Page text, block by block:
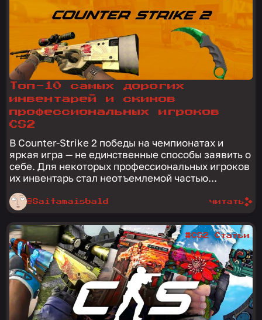
Топ-10 самых дорогих
инвентарей и скинов
профессиональных игроков
CS2
В Counter-Strike 2 победы на чемпионатах и
яркая игра — не единственные способы заявить о
себе. Для некоторых профессиональных игроков
их инвентарь стал неотъемлемой частью...
@Saitamaisbald читать
#CS2 Статьи